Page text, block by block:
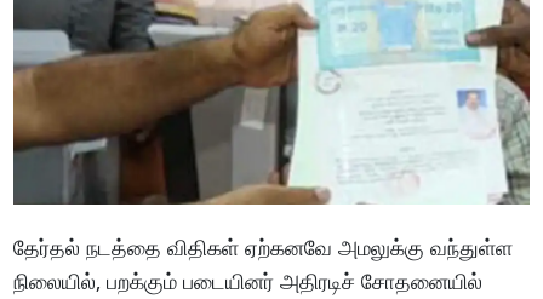
தேர்தல் நடத்தை விதிகள் ஏற்கனவே அமலுக்கு வந்துள்ள
நிலையில், பறக்கும் படையினர் அதிரடிச் சோதனையில்